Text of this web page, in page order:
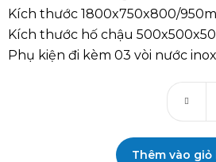
Phụ kiện đi kèm 03 vòi nước
Thêm vào giỏ